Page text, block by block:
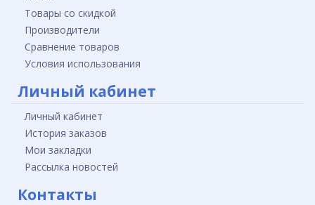
Товары со скидкой
Производители
Сравнение товаров
Условия использования
Личный кабинет
Личный кабинет
История заказов
Мои закладки
Рассылка новостей
Контакты